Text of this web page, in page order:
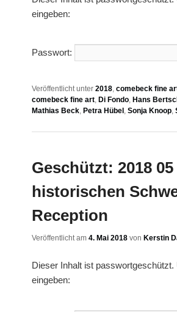
eingeben:
Passwort:
Veröffentlicht unter 2018, comebeck fine
comebeck fine art, Di Fondo, Hans
Mathias Beck, Petra Hübel , Sonja Knoop,
Geschützt: 2018
historischen
Reception
Veröffentlicht am 4. Mai 2018 von Kerstin
Dieser Inhalt ist
eingeben: